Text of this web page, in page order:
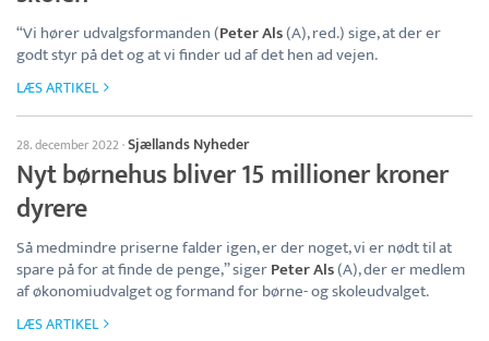
“Vi hører udvalgsformanden (Peter Als(A), red.) sige, at der er
godt styr på det og at vi finder ud af det hen ad vejen.
LÆS ARTIKEL
28. december 2022·Sjællands Nyheder
Nyt børnehus bliver 15 millioner kroner
dyrere
Så medmindre priserne falder igen, er der noget, vi er nødt til at
spare på for at finde de penge,” sigerPeter Als(A), der er medlem
af økonomiudvalget og formand for børne- og skoleudvalget.
LÆS ARTIKEL